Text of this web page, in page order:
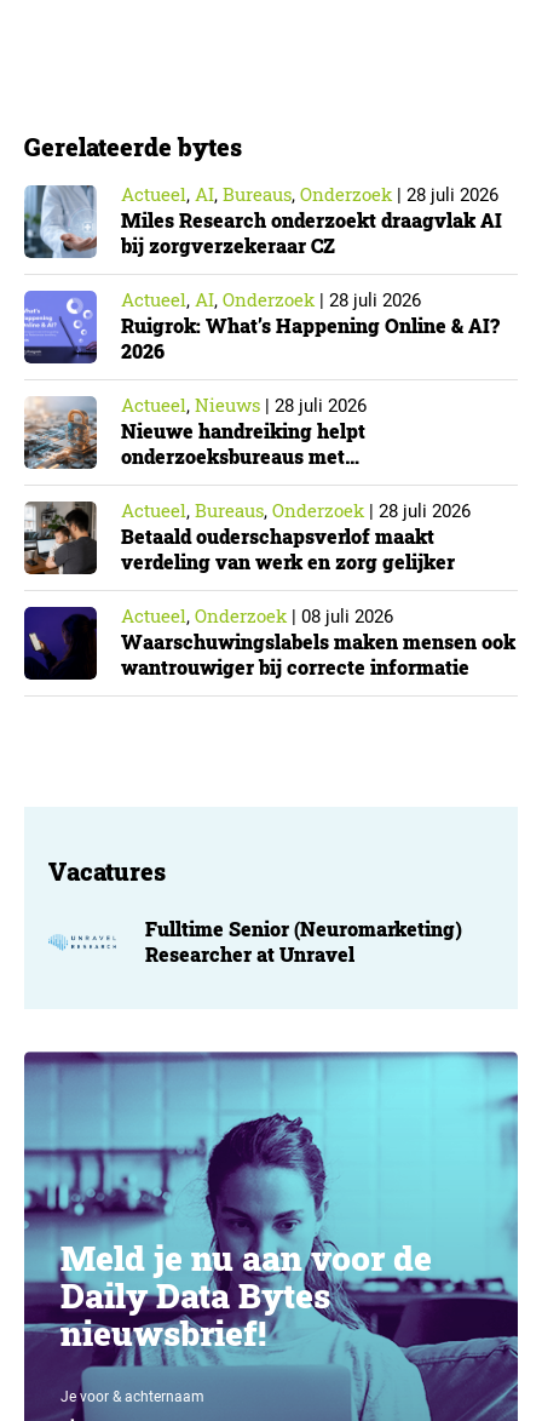
onderzoeksorganisatie. De toepasselijkheid…
Gerelateerde bytes
Actueel, AI, Bureaus, Onderzoek| 28 juli 2026
Miles Research onderzoekt draagvlak AI
bij zorgverzekeraar CZ
Actueel, AI, Onderzoek| 28 juli 2026
Ruigrok: What’s Happening Online & AI?
2026
Actueel, Nieuws | 28 juli 2026
Nieuwe handreiking helpt
onderzoeksbureaus met
Cyberbeveiligingswet
Actueel, Bureaus, Onderzoek| 28 juli 2026
Betaald ouderschapsverlof maakt
verdeling van werk en zorg gelijker
Actueel, Onderzoek| 08 juli 2026
Waarschuwingslabels maken mensen ook
wantrouwiger bij correcte informatie
Vacatures
Fulltime Senior (Neuromarketing)
Researcher at Unravel
Meld je nu aan voor de
Daily Data Bytes
nieuwsbrief!
Je voor & achternaam